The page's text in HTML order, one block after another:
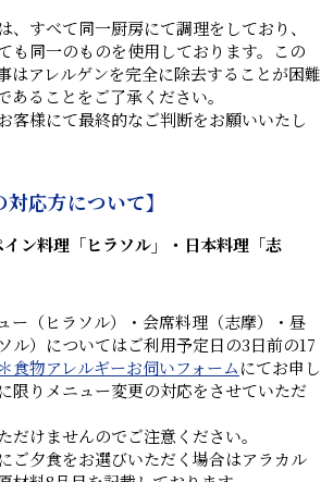
、すべて同一厨房にて調理をしており、
も同一のものを使用しております。この
はアレルゲンを完全に除去することが困難
あることをご了承ください。
客様にて最終的なご判断をお願いいたし
対応方について】
イン料理「ヒラソル」・日本料理「志
ー（ヒラソル）・会席料理（志摩）・昼
ル）についてはご利用予定日の3日前の17
食物アレルギーお伺いフォームにてお申し
限りメニュー変更の対応をさせていただ
だけませんのでご注意ください。
ご夕食をお選びいただく場合はアラカル